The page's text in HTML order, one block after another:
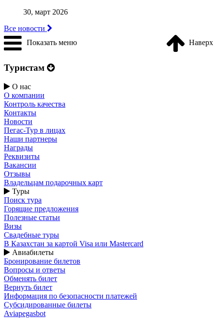
30, март 2026
Все новости
Показать меню
Наверх
Туристам
О нас
О компании
Контроль качества
Контакты
Новости
Пегас-Тур в лицах
Наши партнеры
Награды
Реквизиты
Вакансии
Отзывы
Владельцам подарочных карт
Туры
Поиск тура
Горящие предложения
Полезные статьи
Визы
Свадебные туры
В Казахстан за картой Visa или Masterсard
Авиабилеты
Бронирование билетов
Вопросы и ответы
Обменять билет
Вернуть билет
Информация по безопасности платежей
Субсидированные билеты
Aviapegasbot